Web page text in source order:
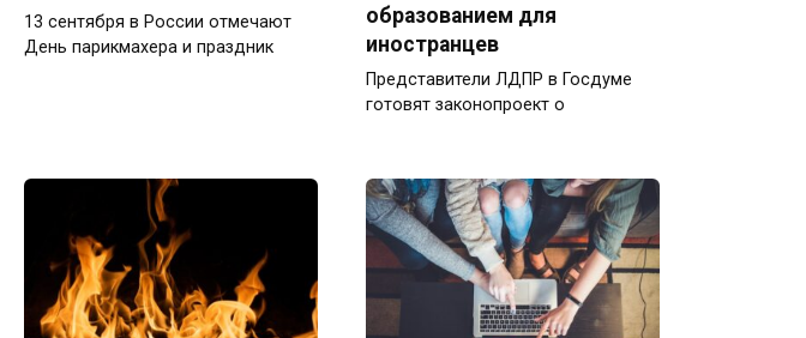
13 сентября в России отмечают
День парикмахера и праздник
образованием для
иностранцев
Представители ЛДПР в Госдуме
готовят законопроект о